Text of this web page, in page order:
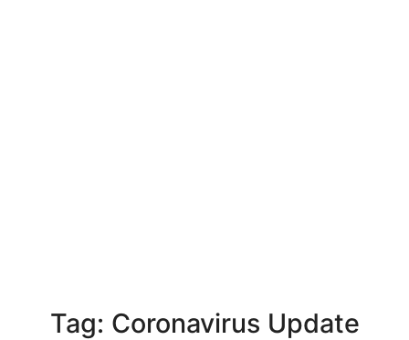
Tag: Coronavirus Update